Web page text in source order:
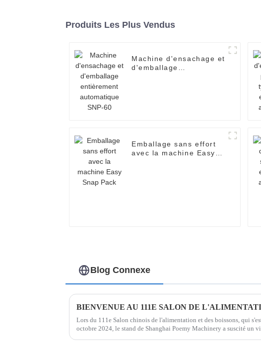
Produits Les Plus Vendus
Machine d'ensachage et
d'emballage
Emballage sans effort
avec la machine Easy
Blog Connexe
Lors du 111e Salon chinois de l'alimentation et des boissons, qui
octobre 2024, le stand de Shanghai Poemy Machinery a suscité un